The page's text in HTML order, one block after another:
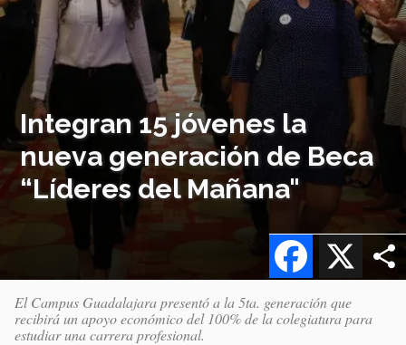
Integran 15 jóvenes la
nueva generación de Beca
“Líderes del Mañana"
X
Facebook
El Campus Guadalajara presentó a la 5ta. generación que
recibirá un apoyo económico del 100% de la colegiatura para
estudiar una carrera profesional.